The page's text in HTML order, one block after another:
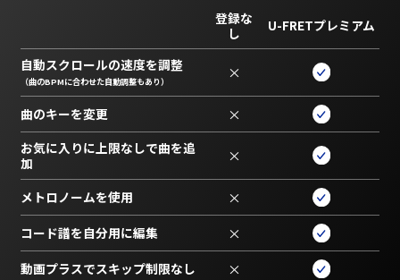
登録な
し
U-FRETプレミアム
自動スクロールの速度を調整
（曲のBPMに合わせた自動調整もあり） ×
曲のキーを変更 ×
お気に入りに上限なしで曲を追
加
×
メトロノームを使用 ×
コード譜を自分用に編集 ×
動画プラスでスキップ制限なし ×